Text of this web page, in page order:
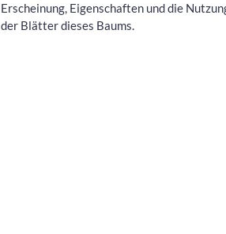
Erscheinung, Eigenschaften und die
der Blätter dieses Baums.